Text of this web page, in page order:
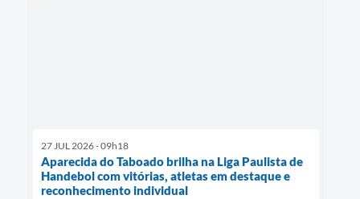
27 JUL 2026 - 09h18
Aparecida do Taboado brilha na Liga Paulista de
Handebol com vitórias, atletas em destaque e
reconhecimento individual